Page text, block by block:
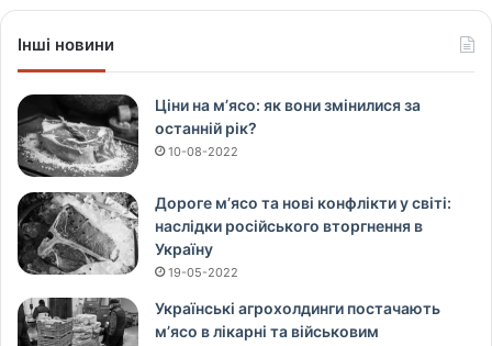
Інші новини
Ціни на м’ясо: як вони змінилися за
останній рік?
10-08-2022
Дороге м’ясо та нові конфлікти у світі:
наслідки російського вторгнення в
Україну
19-05-2022
Українські агрохолдинги постачають
м’ясо в лікарні та військовим